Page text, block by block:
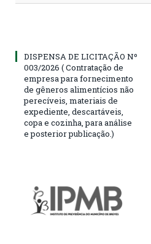
DISPENSA DE LICITAÇÃO Nº
003/2026 ( Contratação de
empresa para fornecimento
de gêneros alimentícios não
perecíveis, materiais de
expediente, descartáveis,
copa e cozinha, para análise
e posterior publicação.)